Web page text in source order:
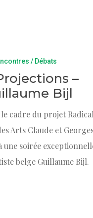
/ Débats
–
Bijl
cadre du projet
Arts Claude et
une soirée
belge Guillaume Bijl.